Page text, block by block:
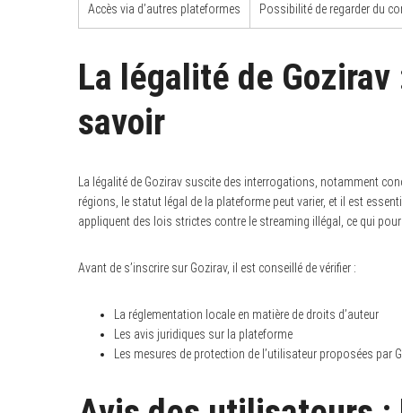
Accès via d’autres plateformes Possibilité de regarder du
La légalité de
savoir
La légalité de Gozirav suscite des interrogations, notamment
régions, le statut légal de la plateforme peut varier, et il est
appliquent des lois strictes contre le streaming illégal, ce qui
Avant de s’inscrire sur Gozirav, il est conseillé de vérifier :
La réglementation locale en matière de droits d’auteur
Les avis juridiques sur la plateforme
Les mesures de protection de l’utilisateur proposées par